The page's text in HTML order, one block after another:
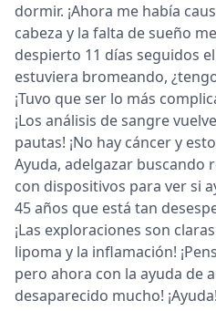
dormir. ¡Ahora me había
cabeza y la falta de sueño
despierto 11 días seguidos
estuviera bromeando,
¡Tuvo que ser lo más
¡Los análisis de sangre
pautas! ¡No hay cáncer y
Ayuda, adelgazar buscando
con dispositivos para ver si
45 años que está tan
¡Las exploraciones son
lipoma y la inflamación!
pero ahora con la ayuda de
desaparecido mucho!